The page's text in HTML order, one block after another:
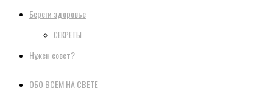
Береги здоровье
СЕКРЕТЫ
Нужен совет?
ОБО ВСЕМ НА СВЕТЕ